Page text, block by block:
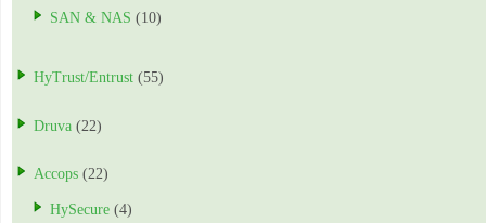
SAN & NAS (10)
HyTrust/Entrust (55)
Druva (22)
Accops (22)
HySecure (4)